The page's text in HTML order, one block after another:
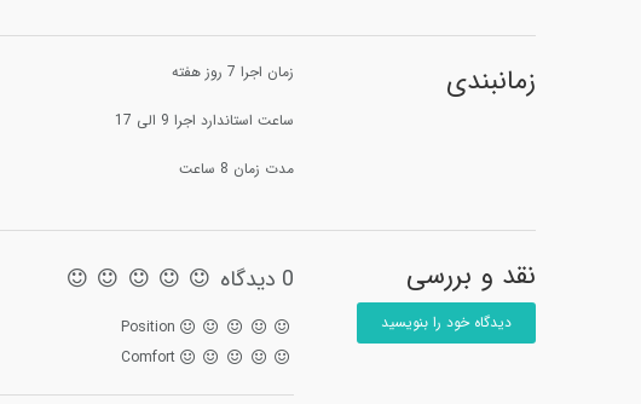
زمانبندی زمان اجرا 7 روز هفته
ساعت استاندارد اجرا 9 الی 17
مدت زمان 8 ساعت
نقد و بررسی
دیدگاه خود را بنویسید
0 دیدگاه
Position
Comfort